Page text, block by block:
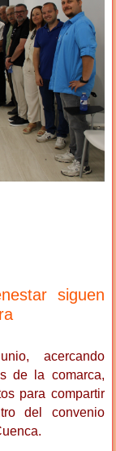
siguen
acercando
de la comarca,
para compartir
del convenio